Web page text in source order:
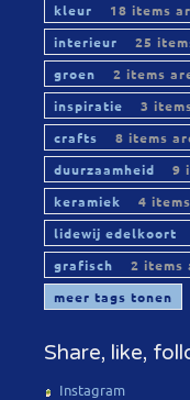
kleur
18 items
interieur
25
groen
2 items
inspiratie
3
crafts
8 items
duurzaamheid
9
keramiek
4
lidewij edelkoort
grafisch
2 items
meer tags tonen
Share, like,
Instagram